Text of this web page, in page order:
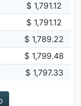
$ 1,791.12
$ 1,791.12
$ 1,789.22
$ 1,799.48
$ 1,797.33